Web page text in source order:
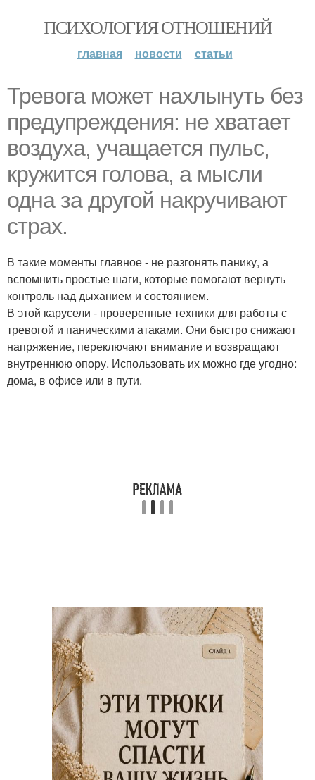
ПСИХОЛОГИЯ ОТНОШЕНИЙ
главная новости статьи
Тревога может нахлынуть без
предупреждения: не хватает
воздуха, учащается пульс,
кружится голова, а мысли
одна за другой накручивают
страх.
В такие моменты главное - не разгонять панику, а
вспомнить простые шаги, которые помогают вернуть
контроль над дыханием и состоянием.
В этой карусели - проверенные техники для работы с
тревогой и паническими атаками. Они быстро снижают
напряжение, переключают внимание и возвращают
внутреннюю опору. Использовать их можно где угодно:
дома, в офисе или в пути.